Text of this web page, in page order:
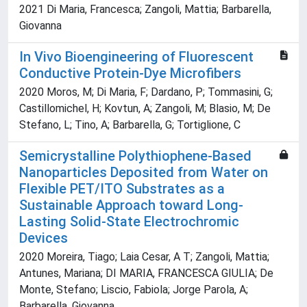
2021 Di Maria, Francesca; Zangoli, Mattia; Barbarella,
Giovanna
In Vivo Bioengineering of Fluorescent
Conductive Protein-Dye Microfibers
2020 Moros, M; Di Maria, F; Dardano, P; Tommasini, G;
Castillomichel, H; Kovtun, A; Zangoli, M; Blasio, M; De
Stefano, L; Tino, A; Barbarella, G; Tortiglione, C
Semicrystalline Polythiophene-Based
Nanoparticles Deposited from Water on
Flexible PET/ITO Substrates as a
Sustainable Approach toward Long-
Lasting Solid-State Electrochromic
Devices
2020 Moreira, Tiago; Laia Cesar, A T; Zangoli, Mattia;
Antunes, Mariana; DI MARIA, FRANCESCA GIULIA; De
Monte, Stefano; Liscio, Fabiola; Jorge Parola, A;